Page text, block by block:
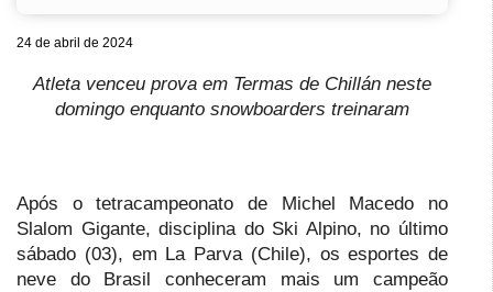
24 de abril de 2024
Atleta venceu prova em Termas de Chillán neste
domingo enquanto snowboarders treinaram
Após o tetracampeonato de Michel Macedo no
Slalom Gigante, disciplina do Ski Alpino, no último
sábado (03), em La Parva (Chile), os esportes de
neve do Brasil conheceram mais um campeão